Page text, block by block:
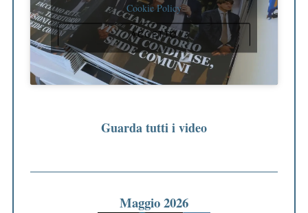
Cookie Policy
ACCETTO
Guarda tutti i video
Maggio 2026